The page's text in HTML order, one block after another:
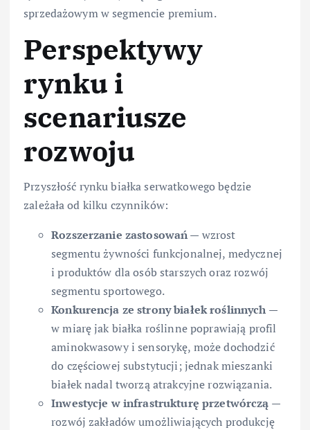
sprzedażowym w segmencie premium.
Perspektywy
rynku i
scenariusze
rozwoju
Przyszłość rynku białka serwatkowego będzie
zależała od kilku czynników:
Rozszerzanie zastosowań— wzrost
segmentu żywności funkcjonalnej, medycznej
i produktów dla osób starszych oraz rozwój
segmentu sportowego.
Konkurencja ze strony białek roślinnych —
w miarę jak białka roślinne poprawiają profil
aminokwasowy i sensorykę, może dochodzić
do częściowej substytucji; jednak mieszanki
białek nadal tworzą atrakcyjne rozwiązania.
Inwestycje w infrastrukturę przetwórczą —
rozwój zakładów umożliwiających produkcję